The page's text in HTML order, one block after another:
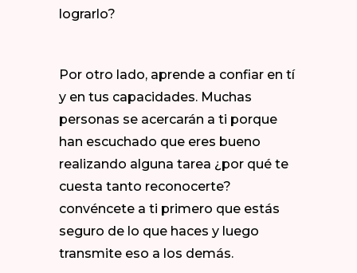
lograrlo?
Por otro lado, aprende a confiar en tí
y en tus capacidades. Muchas
personas se acercarán a ti porque
han escuchado que eres bueno
realizando alguna tarea ¿por qué te
cuesta tanto reconocerte?
convéncete a ti primero que estás
seguro de lo que haces y luego
transmite eso a los demás.